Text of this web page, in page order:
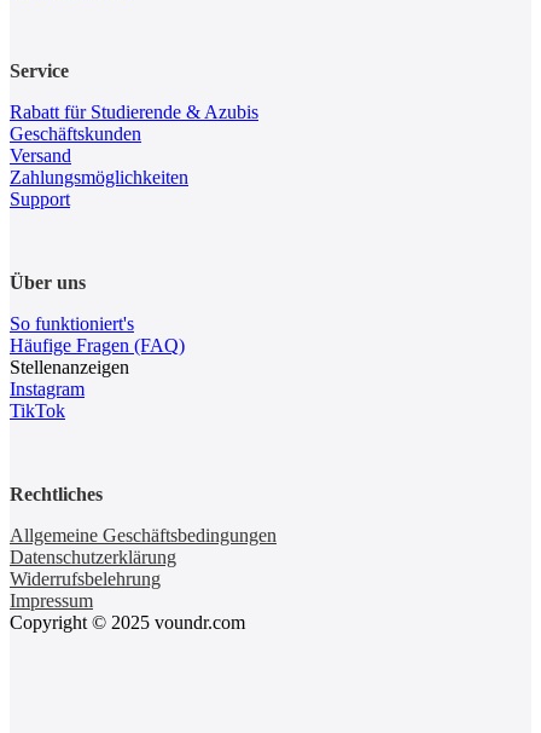
Service
Rabatt für Studierende & Azubis
Geschäftskunden
Versand
Zahlungsmöglichkeiten
Support
Über uns
So funktioniert's
Häufige Fragen (FAQ)
Stellenanzeigen
Instagram
TikTok
Rechtliches
Allgemeine Geschäftsbedingungen
Datenschutzerklärung
Widerrufsbelehrung
Impressum
Copyright © 2025 voundr.com